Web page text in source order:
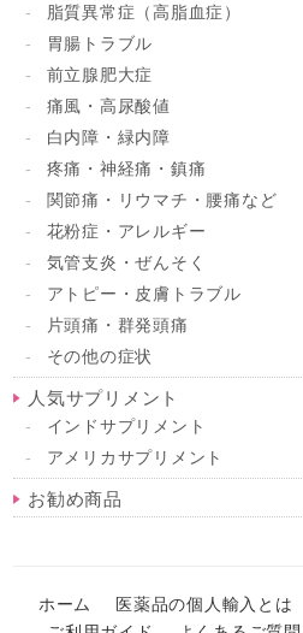
脂質異常症（高脂血症）
胃腸トラブル
前立腺肥大症
痛風・高尿酸値
白内障・緑内障
疼痛・神経痛・鎮痛
関節痛・リウマチ・腰痛など
花粉症・アレルギー
気管支炎・ぜんそく
アトピー・皮膚トラブル
片頭痛・群発頭痛
その他の症状
人気サプリメント
インドサプリメント
アメリカサプリメント
お勧め商品
ホーム 医薬品の個人輸入とは